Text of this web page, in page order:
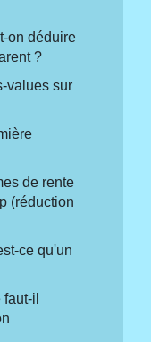
on déduire
?
values sur
de rente
(réduction
ce qu'un
il